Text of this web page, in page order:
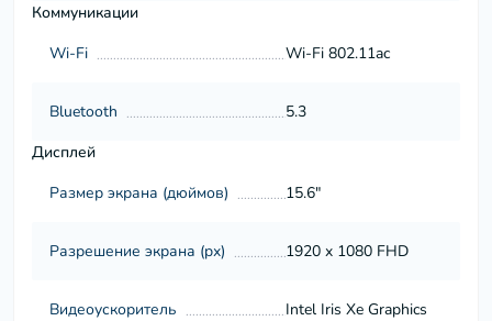
Коммуникации
Wi-Fi
Wi-Fi 802.11ac
Bluetooth
5.3
Дисплей
Размер экрана (дюймов)
15.6"
Разрешение экрана (px) 1920 x 1080 FHD
Видеоускоритель
Intel Iris Xe Graphics